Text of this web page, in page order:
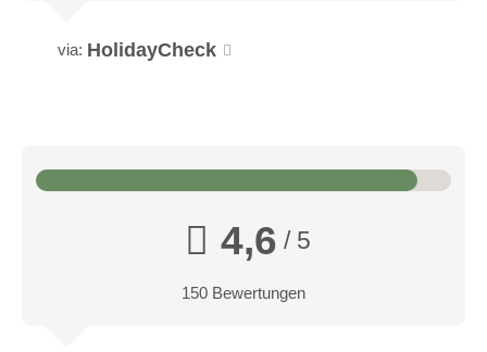
Lage: Dorf, Weinberge
Stil: stilvoll, individuell und edel
Minibar, Flachbild-Fernseher, Radio, Telefon, Safe, WC,
via: HolidayCheck
4,6 / 5
150 Bewertungen